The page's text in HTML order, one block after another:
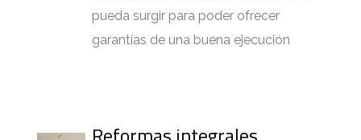
pueda surgir para poder ofrecer
garantías de una buena ejecución